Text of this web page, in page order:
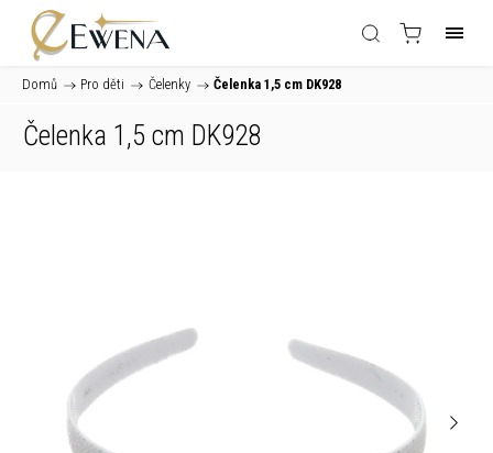
Domů / Pro děti / Čelenky / Čelenka 1,5 cm DK928
Čelenka 1,5 cm DK928